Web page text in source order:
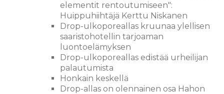
elementit rentoutumiseen":
Huippuhiihtäjä Kerttu Niskanen
Drop-ulkoporeallas kruunaa ylellisen
saaristohotellin tarjoaman
luontoelämyksen
Drop-ulkoporeallas edistää urheilijan
palautumista
Honkain keskellä
Drop-allas on olennainen osa Hahon